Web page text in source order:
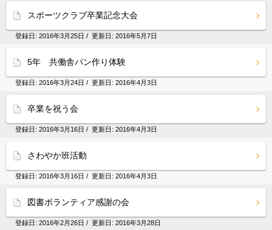
スポーツクラブ卒業記念大会
登録日: 2016年3月25日 / 更新日: 2016年5月7日
5年 共働舎パン作り体験
登録日: 2016年3月24日 / 更新日: 2016年4月3日
卒業を祝う会
登録日: 2016年3月16日 / 更新日: 2016年4月3日
さわやか班活動
登録日: 2016年3月16日 / 更新日: 2016年4月3日
図書ボランティア感謝の会
登録日: 2016年2月26日 / 更新日: 2016年3月28日